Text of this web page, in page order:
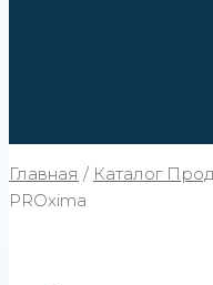
Главная / Каталог
PROxima